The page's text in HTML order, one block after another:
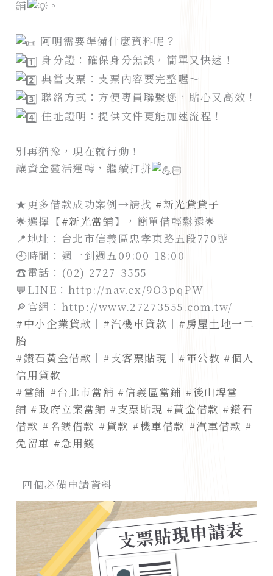
鋪
。
阿明需要準備什麼資料呢？
身分證：確保身分無誤，簡單又快速！
典當支票：支票內容要完整喔～
聯絡方式：方便專員聯繫您，貼心又高效！
住址證明：提供文件更能加速流程！
別再猶豫，現在就行動！
讓資金靈活運轉，繼續打拼
★更多借款成功案例→請找 #新光貸貸子
🌟選擇【#新光當鋪】，簡單借輕鬆還🌟
📍地址：台北市信義區忠孝東路五段770號
🕘時間：週一到週五09:00-18:00
☎️電話：(02) 2727-3555
💬LINE：http://nav.cx/9O3pqPW
🔎官網：http://www.27273555.com.tw/
#中小企業貸款 ｜ #汽機車貸款 ｜ #房屋土地一二
胎
#鑽石黃金借款 ｜ #支客票貼現 ｜ #軍公教 #個人
信用貸款
#當鋪 #台北市當舖 #信義區當鋪 #後山埤當
鋪 #政府立案當鋪 #支票貼現 #黃金借款 #鑽石
借款 #名錶借款 #貸款 #機車借款 #汽車借款 #
免留車 #急用錢
四個必備申請資料